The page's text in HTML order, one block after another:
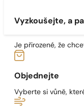
Vyzkoušejte, a
Je přirozené, že
Objednejte
Vyberte si vůně,